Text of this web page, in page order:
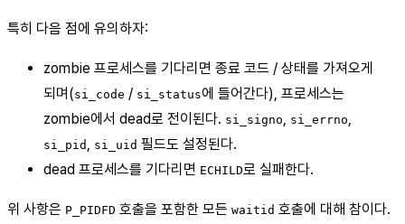
특히 다음 점에 유의하자:
zombie 프로세스를 기다리면 종료 코드 / 상태를 가져오게
되며(si_code / si_status에 들어간다), 프로세스는
zombie에서 dead로 전이된다. si_signo si_errno
si_pid si_uid 필드도 설정된다.
dead 프로세스를 기다리면 ECHILD로 실패한다.
위 사항은 P_PIDFD 호출을 포함한 모든 waitid 호출에 대해 참이다.